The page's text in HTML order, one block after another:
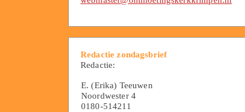
Redactie zondagsbrief
Redactie:
E. (Erika) Teeuwen
Noordwester 4
0180-514211